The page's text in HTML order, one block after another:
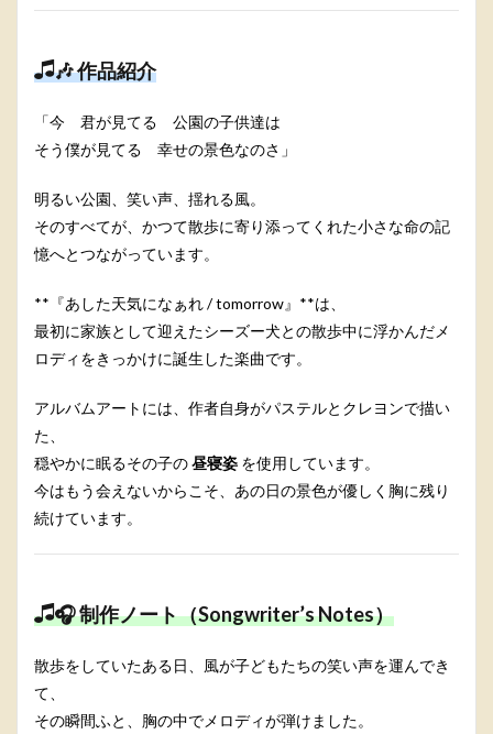
🎶 作品紹介
「今 君が見てる 公園の子供達は
そう僕が見てる 幸せの景色なのさ」
明るい公園、笑い声、揺れる風。
そのすべてが、かつて散歩に寄り添ってくれた小さな命の記
憶へとつながっています。
**『あした天気になぁれ / tomorrow』**は、
最初に家族として迎えたシーズー犬との散歩中に浮かんだメ
ロディをきっかけに誕生した楽曲です。
アルバムアートには、作者自身がパステルとクレヨンで描い
た、
穏やかに眠るその子の昼寝姿 を使用しています。
今はもう会えないからこそ、あの日の景色が優しく胸に残り
続けています。
🎧 制作ノート（Songwriter’s Notes）
散歩をしていたある日、風が子どもたちの笑い声を運んでき
て、
その瞬間ふと、胸の中でメロディが弾けました。